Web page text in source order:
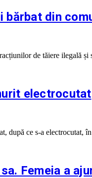
bărbat din
de tăiere ilegală
electrocutat
după ce s-a electrocutat,
Femeia a